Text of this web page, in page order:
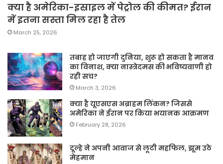
क्या है अमेरिका-इस्राइल में पेट्रोल की कीमत? ईरान
में इतना सस्ता मिल रहा है तेल
March 25, 2026
तबाह हो जाएगी दुनिया, शुरू हो सकता है मानव
का विनाश, क्या नास्त्रेदमस की भविष्यवाणी हो
रही सच?
March 3, 2026
क्या है यूएसएस अब्राहम लिंकन? जिससे
अमेरिका ने ईरान पर किया भयानक आक्रमण
February 28, 2026
दूल्हे ने अपनी आवाज से लूटी महफिल, झूम उठे
मेहमान